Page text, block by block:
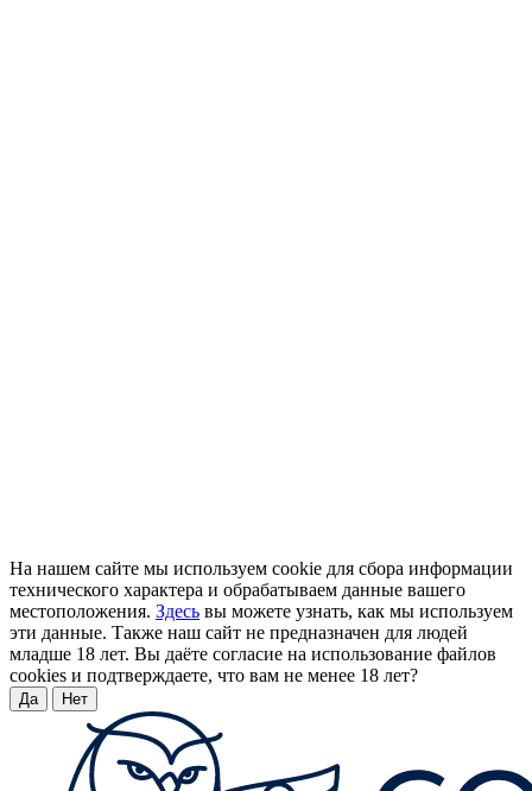
На нашем сайте мы используем cookie для сбора информации
технического характера и обрабатываем данные вашего
местоположения. Здесь вы можете узнать, как мы используем
эти данные. Также наш сайт не предназначен для людей
младше 18 лет. Вы даёте согласие на использование файлов
cookies и подтверждаете, что вам не менее 18 лет?
Да Нет